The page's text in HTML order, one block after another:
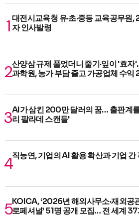
대전시교육청 유·초·중등 교육공무원,
자 인사발령
산양삼 규제 풀었더니 줄기·잎이 '효
과학원, 농가 부담 줄고 가공업체 수익
AI가 삼킨 200만 달러의 꿈… 출판계
리 팔라데 스캔들'
직능연, 기업의 AI 활용 확산과 기업 간
KOICA, ‘2026년 해외사무소·재외공
로페셔널’ 51명 공개 모집… 전 세계